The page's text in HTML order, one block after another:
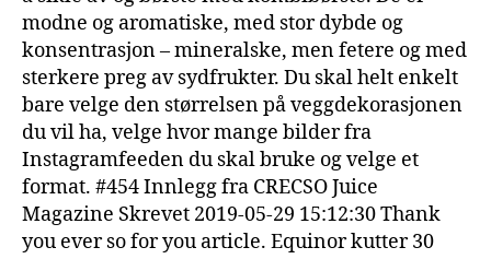
modne og aromatiske, med stor dybde og
konsentrasjon – mineralske, men fetere og med
sterkere preg av sydfrukter. Du skal helt enkelt
bare velge den størrelsen på veggdekorasjonen
du vil ha, velge hvor mange bilder fra
Instagramfeeden du skal bruke og velge et
format. #454 Innlegg fra CRECSO Juice
Magazine Skrevet 2019-05-29 15:12:30 Thank
you ever so for you article. Equinor kutter 30